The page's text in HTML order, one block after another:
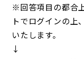
※回答項目の都合
トでログインの上
いたします。
↓